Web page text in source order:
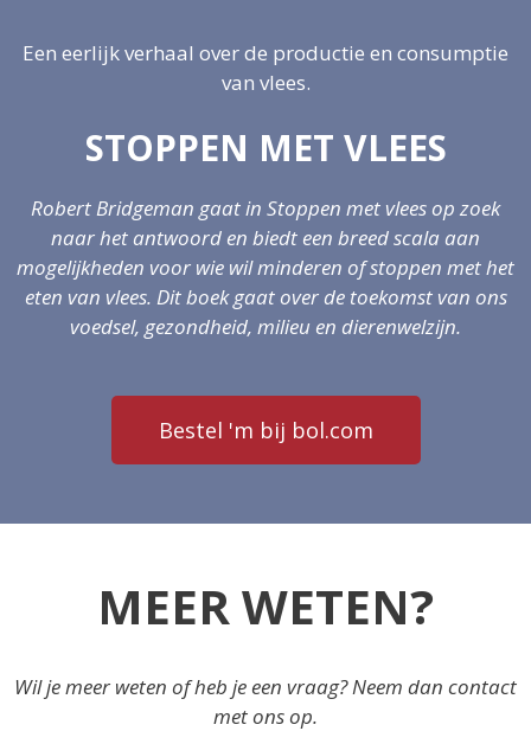
Een eerlijk verhaal over de productie en consumptie
van vlees.
STOPPEN MET VLEES
Robert Bridgeman gaat in Stoppen met vlees op zoek
naar het antwoord en biedt een breed scala aan
mogelijkheden voor wie wil minderen of stoppen met het
eten van vlees. Dit boek gaat over de toekomst van ons
voedsel, gezondheid, milieu en dierenwelzijn.
Bestel 'm bij bol.com
MEER WETEN?
Wil je meer weten of heb je een vraag? Neem dan contact
met ons op.